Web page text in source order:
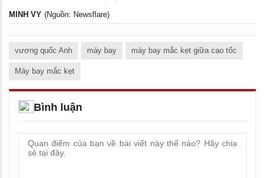
MINH VY (Nguồn: Newsflare)
vương quốc Anh máy bay máy bay mắc kẹt giữa cao tốc
Máy bay mắc kẹt
Bình luận